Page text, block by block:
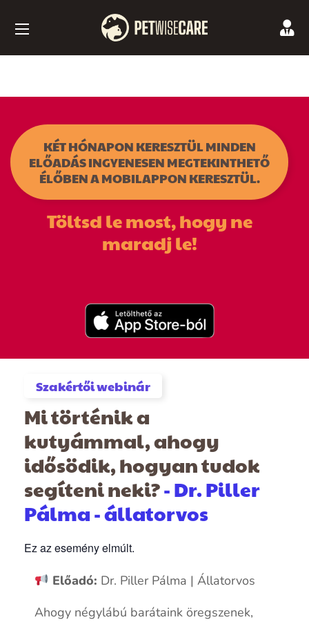
KÉT HÓNAPON KERESZTÜL MINDEN
ELŐADÁS INGYENESEN MEGTEKINTHETŐ
ÉLŐBEN A MOBILAPPON KERESZTÜL.
Töltsd le most, hogy ne
maradj le!
Szakértői webinár
Mi történik a
kutyámmal, ahogy
idősödik, hogyan tudok
segíteni neki?- Dr. Piller
Pálma - állatorvos
Ez az esemény elmúlt.
Előadó: Dr. Piller Pálma | Állatorvos
Ahogy négylábú barátaink öregszenek,